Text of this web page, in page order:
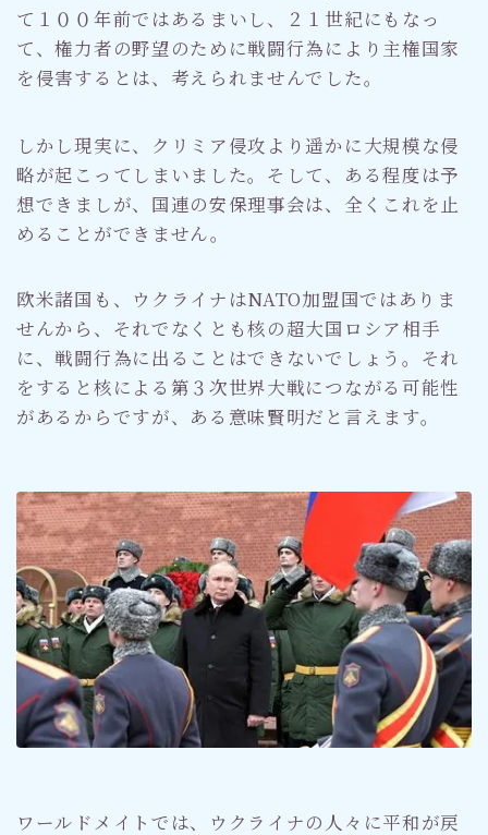
て１００年前ではあるまいし、２１世紀にもなっ
て、権力者の野望のために戦闘行為により主権国家
を侵害するとは、考えられませんでした。
しかし現実に、クリミア侵攻より遥かに大規模な侵
略が起こってしまいました。そして、ある程度は予
想できましが、国連の安保理事会は、全くこれを止
めることができません。
欧米諸国も、ウクライナはNATO加盟国ではありま
せんから、それでなくとも核の超大国ロシア相手
に、戦闘行為に出ることはできないでしょう。それ
をすると核による第３次世界大戦につながる可能性
があるからですが、ある意味賢明だと言えます。
ワールドメイトでは、ウクライナの人々に平和が戻